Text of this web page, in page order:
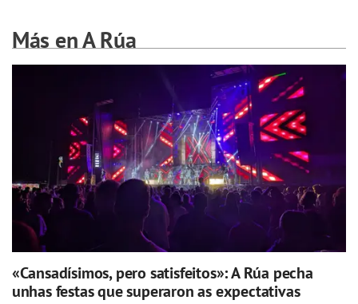
Más en A Rúa
«Cansadísimos, pero satisfeitos»: A Rúa pecha
unhas festas que superaron as expectativas